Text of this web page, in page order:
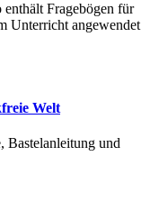
Fragebögen für
Unterricht angewendet
Welt
Bastelanleitung und